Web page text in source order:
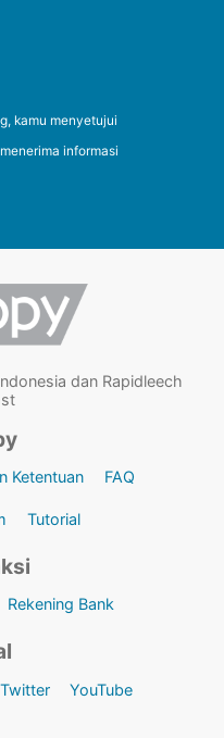
kamu menyetujui
informasi
dan Rapidleech
Ketentuan FAQ
Tutorial
Rekening Bank
Twitter YouTube